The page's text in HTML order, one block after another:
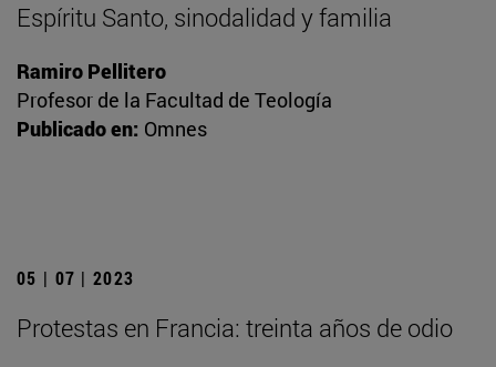
Espíritu Santo, sinodalidad y familia
Ramiro Pellitero
Profesor de la Facultad de Teología
Publicado en: Omnes
05 | 07 | 2023
Protestas en Francia: treinta años de odio